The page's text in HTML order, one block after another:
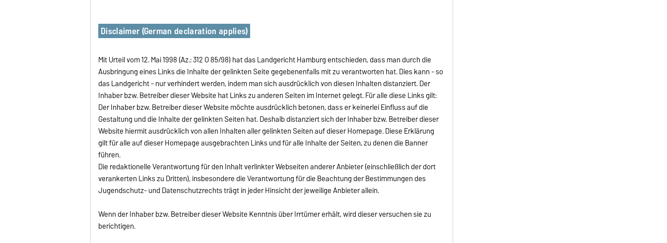
Disclaimer (German declaration applies)
Mit Urteil vom 12. Mai 1998 (Az.: 312 O 85/98) hat das Landgericht Hamburg entschieden, dass man durch die
Ausbringung eines Links die Inhalte der gelinkten Seite gegebenenfalls mit zu verantworten hat. Dies kann - so
das Landgericht - nur verhindert werden, indem man sich ausdrücklich von diesen Inhalten distanziert. Der
Inhaber bzw. Betreiber dieser Website hat Links zu anderen Seiten im Internet gelegt. Für alle diese Links gilt:
Der Inhaber bzw. Betreiber dieser Website möchte ausdrücklich betonen, dass er keinerlei Einfluss auf die
Gestaltung und die Inhalte der gelinkten Seiten hat. Deshalb distanziert sich der Inhaber bzw. Betreiber dieser
Website hiermit ausdrücklich von allen Inhalten aller gelinkten Seiten auf dieser Homepage. Diese Erklärung
gilt für alle auf dieser Homepage ausgebrachten Links und für alle Inhalte der Seiten, zu denen die Banner
führen.
Die redaktionelle Verantwortung für den Inhalt verlinkter Webseiten anderer Anbieter (einschließlich der dort
verankerten Links zu Dritten), insbesondere die Verantwortung für die Beachtung der Bestimmungen des
Jugendschutz- und Datenschutzrechts trägt in jeder Hinsicht der jeweilige Anbieter allein.
Wenn der Inhaber bzw. Betreiber dieser Website Kenntnis über Irrtümer erhält, wird dieser versuchen sie zu
berichtigen.